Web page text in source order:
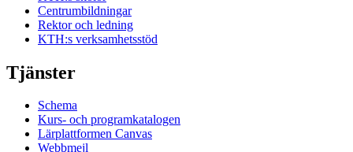
Centrumbildningar
Rektor och ledning
KTH:s verksamhetsstöd
Tjänster
Schema
Kurs- och programkatalogen
Lärplattformen Canvas
Webbmejl